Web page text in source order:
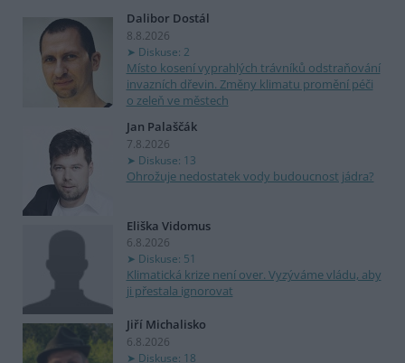
Dalibor Dostál
8.8.2026
Diskuse: 2
Místo kosení vyprahlých trávníků odstraňování
invazních dřevin. Změny klimatu promění péči
o zeleň ve městech
Jan Palaščák
7.8.2026
Diskuse: 13
Ohrožuje nedostatek vody budoucnost jádra?
Eliška Vidomus
6.8.2026
Diskuse: 51
Klimatická krize není over. Vyzýváme vládu, aby
ji přestala ignorovat
Jiří Michalisko
6.8.2026
Diskuse: 18